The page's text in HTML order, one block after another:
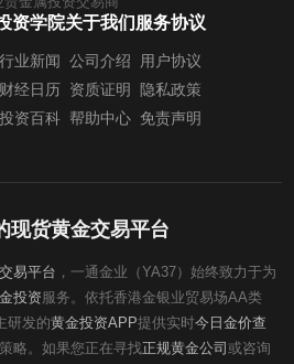
资学院
行业新闻
财经日历
投资百科
关于我们
公司介绍
资质证明
帮助中心
服务协议
用户协议
隐私政策
免责声明
现货黄金交易平台
易平台 ，一通金业（YA37）始终致力于为
投资服务。依托香港金银业贸易场AA类
研发的黄金投资APP提供实时今日金价查
略。如果您正在寻找正规黄金公司或咨询